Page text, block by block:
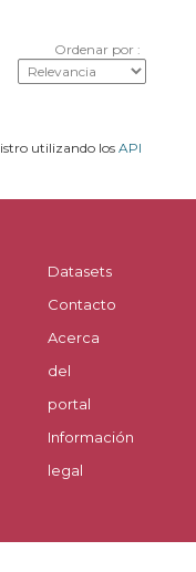
Ordenar por
utilizando los API
Datasets
Contacto
Acerca
del
portal
Información
legal